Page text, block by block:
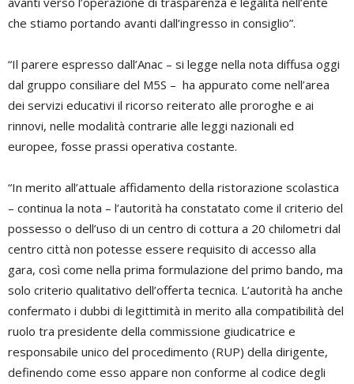
che stiamo portando avanti dall’ingresso in consiglio”.
“Il parere espresso dall’Anac – si legge nella nota diffusa oggi
dal gruppo consiliare del M5S – ha appurato come nell’area
dei servizi educativi il ricorso reiterato alle proroghe e ai
rinnovi, nelle modalità contrarie alle leggi nazionali ed
europee, fosse prassi operativa costante.
“In merito all’attuale affidamento della ristorazione scolastica
– continua la nota – l’autorità ha constatato come il criterio del
possesso o dell’uso di un centro di cottura a 20 chilometri dal
centro città non potesse essere requisito di accesso alla
gara, così come nella prima formulazione del primo bando, ma
solo criterio qualitativo dell’offerta tecnica. L’autorità ha anche
confermato i dubbi di legittimità in merito alla compatibilità del
ruolo tra presidente della commissione giudicatrice e
responsabile unico del procedimento (RUP) della dirigente,
definendo come esso appare non conforme al codice degli